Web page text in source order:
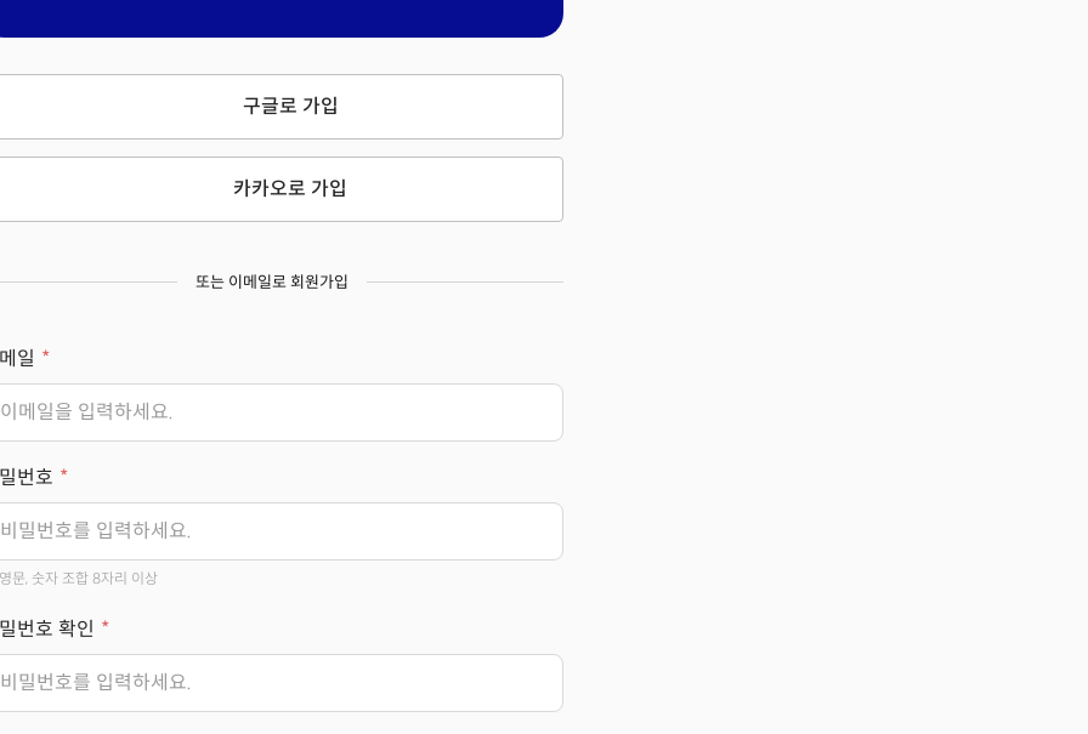
구글로 가입
카카오로 가입
또는 이메일로 회원가입
일
번호
영문, 숫자 조합 8자리 이상
번호 확인